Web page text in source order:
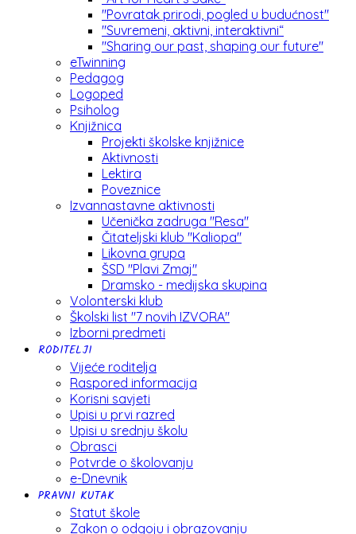
"Povratak prirodi, pogled u budućnost"
"Suvremeni, aktivni, interaktivni“
"Sharing our past, shaping our future"
eTwinning
Pedagog
Logoped
Psiholog
Knjižnica
Projekti školske knjižnice
Aktivnosti
Lektira
Poveznice
Izvannastavne aktivnosti
Učenička zadruga "Resa"
Čitateljski klub "Kaliopa"
Likovna grupa
ŠSD "Plavi Zmaj"
Dramsko - medijska skupina
Volonterski klub
Školski list "7 novih IZVORA"
Izborni predmeti
RODITELJI
Vijeće roditelja
Raspored informacija
Korisni savjeti
Upisi u prvi razred
Upisi u srednju školu
Obrasci
Potvrde o školovanju
e-Dnevnik
PRAVNI KUTAK
Statut škole
Zakon o odgoju i obrazovanju